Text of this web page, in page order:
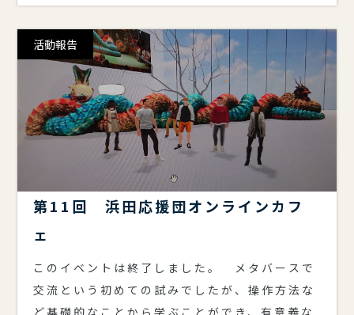
活動報告
第11回 浜田応援団オンラインカフ
ェ
このイベントは終了しました。 メタバースで
交流という初めての試みでしたが、操作方法な